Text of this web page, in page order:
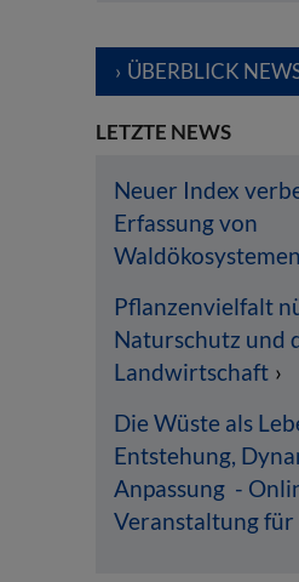
ÜBERBLICK
LETZTE NEWS
Neuer Index
Erfassung von
Waldökosystemen
Pflanzenvielfalt
Naturschutz und
Landwirtschaft
Die Wüste als
Entstehung,
Anpassung -
Veranstaltung für